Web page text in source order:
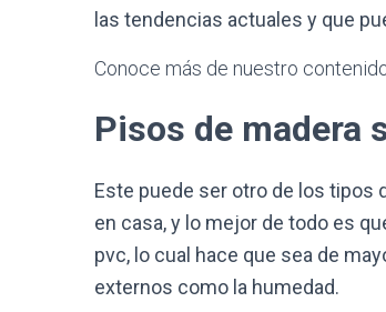
las tendencias actuales y que
Conoce más de nuestro
Pisos de madera
Este puede ser otro de los tipos
en casa, y lo mejor de todo es
pvc, lo cual hace que sea de
externos como la humedad.